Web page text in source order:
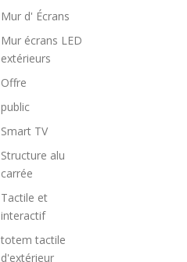
Mur d' Écrans
Mur écrans LED
extérieurs
Offre
public
Smart TV
Structure alu
carrée
Tactile et
interactif
totem tactile
d'extérieur